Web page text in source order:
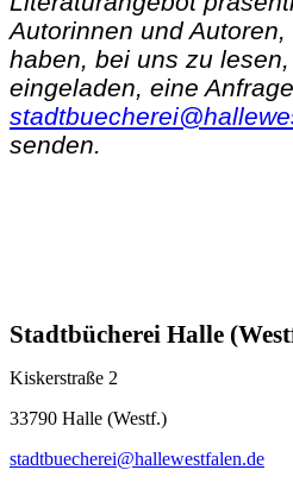
Autorinnen und
haben, bei uns zu
eingeladen, eine
senden.
Stadtbücherei Halle
Kiskerstraße 2
33790 Halle (Westf.)
stadtbuecherei@hallewestfalen.de